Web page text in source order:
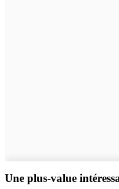
Une plus-value